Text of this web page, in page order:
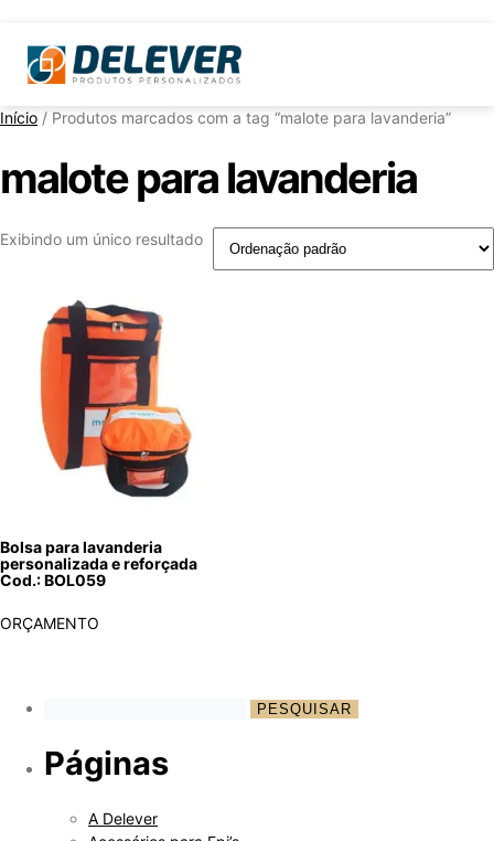
Início / Produtos marcados com a tag “malote para lavanderia”
malote para lavanderia
Exibindo um único resultado
Bolsa para lavanderia
personalizada e reforçada
Cod.: BOL059
ORÇAMENTO
Páginas
A Delever